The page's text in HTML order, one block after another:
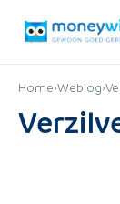
Home›Weblog›